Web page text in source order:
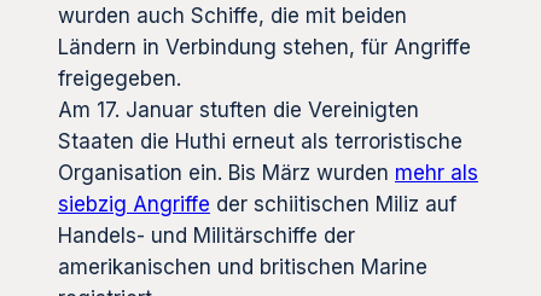
wurden auch Schiffe, die mit beiden
Ländern in Verbindung stehen, für Angriffe
freigegeben.
Am 17. Januar stuften die Vereinigten
Staaten die Huthi erneut als terroristische
Organisation ein. Bis März wurden mehr als
siebzig Angriffe der schiitischen Miliz auf
Handels- und Militärschiffe der
amerikanischen und britischen Marine